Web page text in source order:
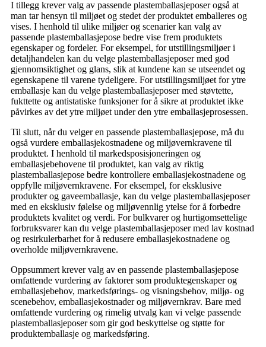
I tillegg krever valg av passende plastemballasjeposer også at
man tar hensyn til miljøet og stedet der produktet emballeres og
vises. I henhold til ulike miljøer og scenarier kan valg av
passende plastemballasjepose bedre vise frem produktets
egenskaper og fordeler. For eksempel, for utstillingsmiljøer i
detaljhandelen kan du velge plastemballasjeposer med god
gjennomsiktighet og glans, slik at kundene kan se utseendet og
egenskapene til varene tydeligere. For utstillingsmiljøet for ytre
emballasje kan du velge plastemballasjeposer med støvtette,
fukttette og antistatiske funksjoner for å sikre at produktet ikke
påvirkes av det ytre miljøet under den ytre emballasjeprosessen.
Til slutt, når du velger en passende plastemballasjepose, må du
også vurdere emballasjekostnadene og miljøvernkravene til
produktet. I henhold til markedsposisjoneringen og
emballasjebehovene til produktet, kan valg av riktig
plastemballasjepose bedre kontrollere emballasjekostnadene og
oppfylle miljøvernkravene. For eksempel, for eksklusive
produkter og gaveemballasje, kan du velge plastemballasjeposer
med en eksklusiv følelse og miljøvennlig ytelse for å forbedre
produktets kvalitet og verdi. For bulkvarer og hurtigomsettelige
forbruksvarer kan du velge plastemballasjeposer med lav kostnad
og resirkulerbarhet for å redusere emballasjekostnadene og
overholde miljøvernkravene.
Oppsummert krever valg av en passende plastemballasjepose
omfattende vurdering av faktorer som produktegenskaper og
emballasjebehov, markedsførings- og visningsbehov, miljø- og
scenebehov, emballasjekostnader og miljøvernkrav. Bare med
omfattende vurdering og rimelig utvalg kan vi velge passende
plastemballasjeposer som gir god beskyttelse og støtte for
produktemballasje og markedsføring.